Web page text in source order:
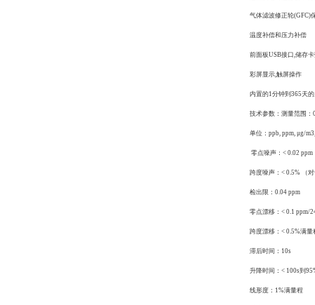
气体滤波修正轮(GFC)
温度补偿和压力补偿
前面板USB接口,储存
彩屏显示,触屏操作
内置的1分钟到365天
技术参数：测量范围：
单位：ppb, ppm, μg/
零点噪声：< 0.02 ppm
跨度噪声：< 0.5% （
检出限：0.04 ppm
零点漂移：< 0.1 ppm/
跨度漂移：< 0.5%满
滞后时间：10s
升降时间：< 100s到
线形度：1%满量程